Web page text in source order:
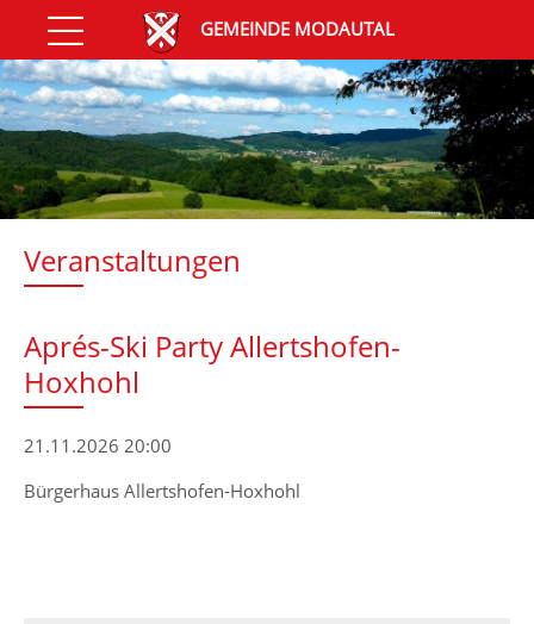
GEMEINDE MODAUTAL
Veranstaltungen
Aprés-Ski Party Allertshofen-
Hoxhohl
21.11.2026 20:00
Bürgerhaus Allertshofen-Hoxhohl